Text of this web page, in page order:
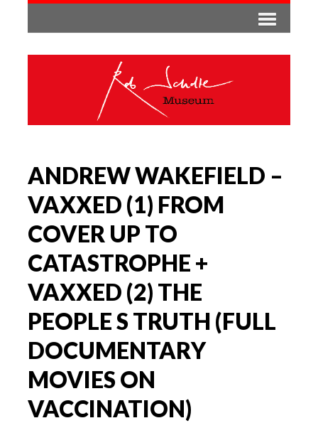
ANDREW WAKEFIELD –
VAXXED (1) FROM
COVER UP TO
CATASTROPHE +
VAXXED (2) THE
PEOPLE S TRUTH (FULL
DOCUMENTARY
MOVIES ON
VACCINATION)